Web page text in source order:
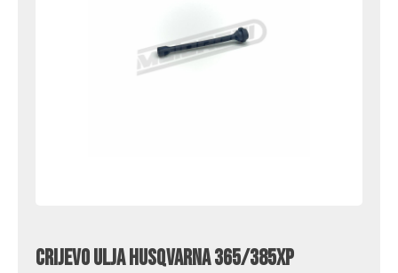
Crijevo ulja Husqvarna 365/385XP